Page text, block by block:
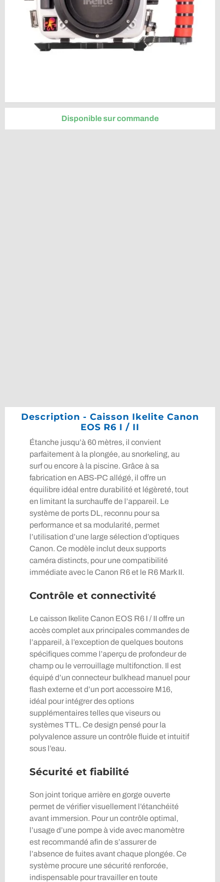
Disponible sur commande
Description - Caisson Ikelite Canon
EOS R6 I / II
Étanche jusqu’à 60 mètres, il convient
parfaitement à la plongée, au snorkeling, au
surf ou encore à la piscine. Grâce à sa
fabrication en ABS-PC allégé, il offre un
équilibre idéal entre durabilité et légèreté, tout
en limitant la surchauffe de l’appareil. Le
système de ports DL, reconnu pour sa
performance et sa modularité, permet
l’utilisation d’une large sélection d’optiques
Canon. Ce modèle inclut deux supports
caméra distincts, pour une compatibilité
immédiate avec le Canon R6 et le R6 Mark II.
Contrôle et connectivité
Le caisson Ikelite Canon EOS R6 I / II offre un
accès complet aux principales commandes de
l’appareil, à l’exception de quelques boutons
spécifiques comme l’aperçu de profondeur de
champ ou le verrouillage multifonction. Il est
équipé d’un connecteur bulkhead manuel pour
flash externe et d’un port accessoire M16,
idéal pour intégrer des options
supplémentaires telles que viseurs ou
systèmes TTL. Ce design pensé pour la
polyvalence assure un contrôle fluide et intuitif
sous l’eau.
Sécurité et fiabilité
Son joint torique arrière en gorge ouverte
permet de vérifier visuellement l’étanchéité
avant immersion. Pour un contrôle optimal,
l’usage d’une pompe à vide avec manomètre
est recommandé afin de s’assurer de
l’absence de fuites avant chaque plongée. Ce
système procure une sécurité renforcée,
indispensable pour travailler en toute